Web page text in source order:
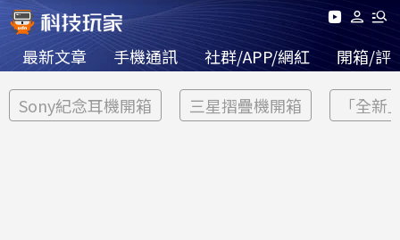
最新文章 手機通訊 社群/APP/網紅 開箱/評
Sony紀念耳機開箱 三星摺疊機開箱 「全新